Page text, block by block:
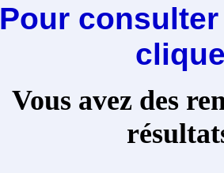
Pour
Vous avez des